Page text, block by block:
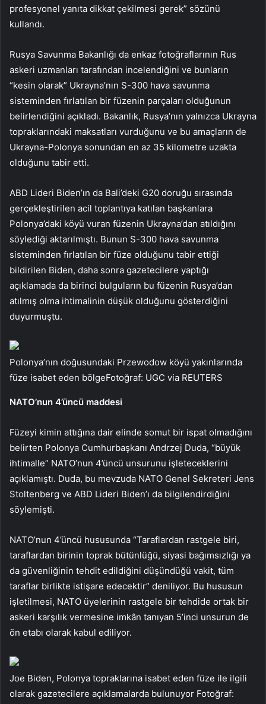
profesyonel yanıta dikkat çekilmesi gerek” sözünü
kullandı.
Rusya Savunma Bakanlığı da enkaz fotoğraflarının Rus
askeri uzmanları tarafından incelendiğini ve bunların
“kesin olarak” Ukrayna’nın S-300 hava savunma
sisteminden fırlatılan bir füzenin parçaları olduğunun
belirlendiğini açıkladı. Bakanlık, Rusya’nın yalnızca Ukrayna
topraklarındaki maksatları vurduğunu ve bu amaçların de
Ukrayna-Polonya sonundan en az 35 kilometre uzakta
olduğunu tabir etti.
ABD Lideri Biden’ın da Bali’deki G20 doruğu sırasında
gerçekleştirilen acil toplantıya katılan başkanlara
Polonya’daki köyü vuran füzenin Ukrayna’dan atıldığını
söylediği aktarılmıştı. Bunun S-300 hava savunma
sisteminden fırlatılan bir füze olduğunu tabir ettiği
bildirilen Biden, daha sonra gazetecilere yaptığı
açıklamada da birinci bulguların bu füzenin Rusya’dan
atılmış olma ihtimalinin düşük olduğunu gösterdiğini
duyurmuştu.
Polonya’nın doğusundaki Przewodow köyü yakınlarında
füze isabet eden bölgeFotoğraf: UGC via REUTERS
NATO’nun 4’üncü maddesi
Füzeyi kimin attığına dair elinde somut bir ispat olmadığını
belirten Polonya Cumhurbaşkanı Andrzej Duda, “büyük
ihtimalle” NATO’nun 4’üncü unsurunu işleteceklerini
açıklamıştı. Duda, bu mevzuda NATO Genel Sekreteri Jens
Stoltenberg ve ABD Lideri Biden’ı da bilgilendirdiğini
söylemişti.
NATO’nun 4’üncü hususunda “Taraflardan rastgele biri,
taraflardan birinin toprak bütünlüğü, siyasi bağımsızlığı ya
da güvenliğinin tehdit edildiğini düşündüğü vakit, tüm
taraflar birlikte istişare edecektir” deniliyor. Bu hususun
işletilmesi, NATO üyelerinin rastgele bir tehdide ortak bir
askeri karşılık vermesine imkân tanıyan 5’inci unsurun de
ön etabı olarak kabul ediliyor.
Joe Biden, Polonya topraklarına isabet eden füze ile ilgili
olarak gazetecilere açıklamalarda bulunuyor Fotoğraf: